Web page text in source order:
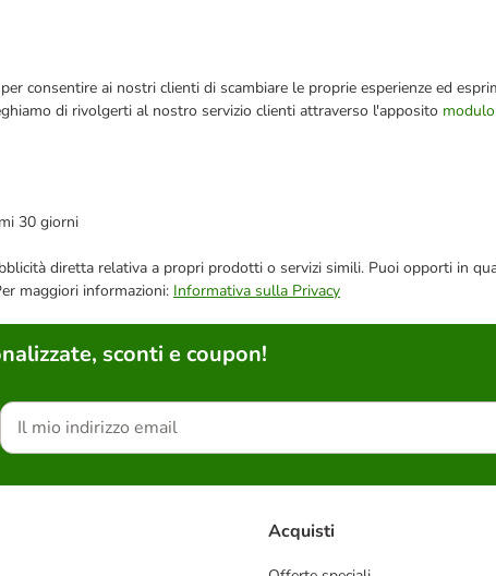
consentire ai nostri clienti di scambiare le proprie esperienze ed
di rivolgerti al nostro servizio clienti attraverso l'apposito
30 giorni
diretta relativa a propri prodotti o servizi simili. Puoi opporti in
maggiori informazioni: Informativa sulla Privacy
sconti e coupon!
Acquisti